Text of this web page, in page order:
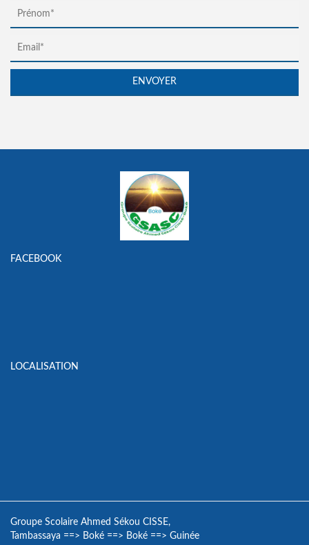
FACEBOOK
LOCALISATION
Groupe Scolaire Ahmed Sékou CISSE,
Tambassaya ==> Boké ==> Boké ==> Guinée